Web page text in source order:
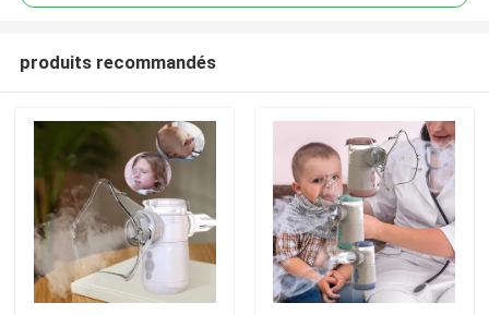
produits recommandés